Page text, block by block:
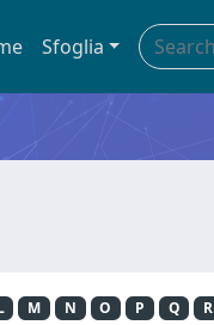
Sfoglia
M N O P Q R